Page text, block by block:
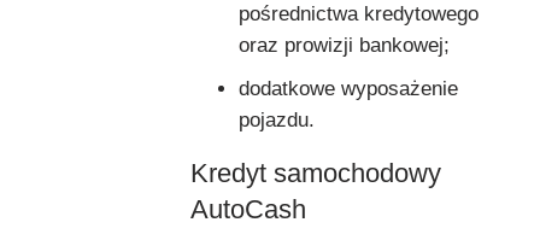
pośrednictwa kredytowego
oraz prowizji bankowej;
dodatkowe wyposażenie
pojazdu.
Kredyt samochodowy
AutoCash